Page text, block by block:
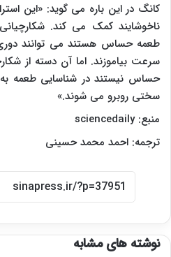
کانگ در این باره می گوید: «این
ناخوشایند کمک می کند.
طعمه حساس هستند می توانند
سرعت بیاموزند. اما آن دسته از
حساس نیستند در شناسایی طعمه به
سختی روبرو می شوند.»
منبع:sciencedaily
ترجمه: احمد محمد حسینی
نوشته های مشابه